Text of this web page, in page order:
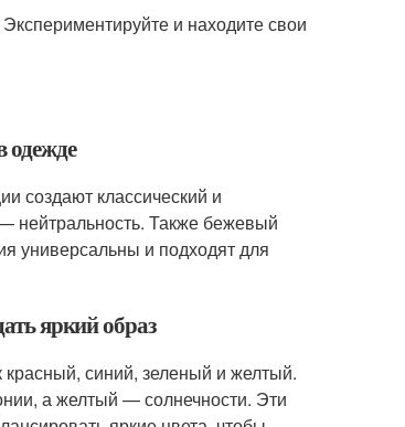
и находите свои
одежде
создают классический и
нейтральность. Также бежевый
универсальны и подходят для
яркий образ
красный, синий, зеленый и желтый.
а желтый — солнечности. Эти